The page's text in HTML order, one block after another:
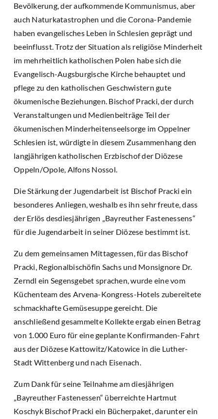
Bevölkerung, der aufkommende Kommunismus, aber
auch Naturkatastrophen und die Corona-Pandemie
haben evangelisches Leben in Schlesien geprägt und
beeinflusst. Trotz der Situation als religiöse Minderheit
im mehrheitlich katholischen Polen habe sich die
Evangelisch-Augsburgische Kirche behauptet und
pflege zu den katholischen Geschwistern gute
ökumenische Beziehungen. Bischof Pracki, der durch
Veranstaltungen und Medienbeiträge Teil der
ökumenischen Minderheitenseelsorge im Oppelner
Schlesien ist, würdigte in diesem Zusammenhang den
langjährigen katholischen Erzbischof der Diözese
Oppeln/Opole, Alfons Nossol.
Die Stärkung der Jugendarbeit ist Bischof Pracki ein
besonderes Anliegen, weshalb es ihn sehr freute, dass
der Erlös desdiesjährigen „Bayreuther Fastenessens“
für die Jugendarbeit in seiner Diözese bestimmt ist.
Zu dem gemeinsamen Mittagessen, für das Bischof
Pracki, Regionalbischöfin Sachs und Monsignore Dr.
Zerndl ein Segensgebet sprachen, wurde eine vom
Küchenteam des Arvena-Kongress-Hotels zubereitete
schmackhafte Gemüsesuppe gereicht. Die
anschließend gesammelte Kollekte ergab einen Betrag
von 1.000 Euro für eine geplante Konfirmanden-Fahrt
aus der Diözese Kattowitz/Katowice in die Luther-
Stadt Wittenberg und nach Eisenach.
Zum Dank für seine Teilnahme am diesjährigen
„Bayreuther Fastenessen“ überreichte Hartmut
Koschyk Bischof Pracki ein Bücherpaket, darunter ein